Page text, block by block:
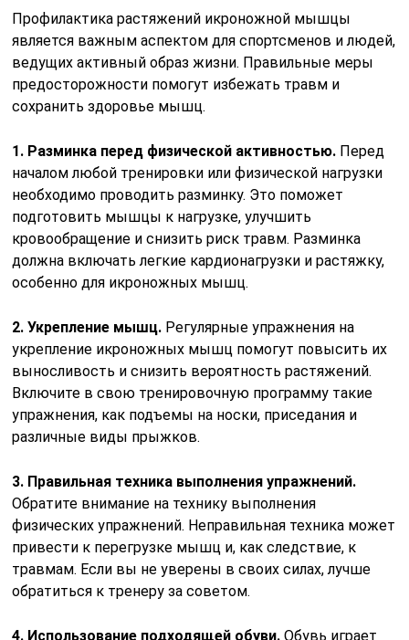
Профилактика растяжений икроножной мышцы
является важным аспектом для спортсменов и людей,
ведущих активный образ жизни. Правильные меры
предосторожности помогут избежать травм и
сохранить здоровье мышц.
1. Разминка перед физической активностью. Перед
началом любой тренировки или физической нагрузки
необходимо проводить разминку. Это поможет
подготовить мышцы к нагрузке, улучшить
кровообращение и снизить риск травм. Разминка
должна включать легкие кардионагрузки и растяжку,
особенно для икроножных мышц.
2. Укрепление мышц. Регулярные упражнения на
укрепление икроножных мышц помогут повысить их
выносливость и снизить вероятность растяжений.
Включите в свою тренировочную программу такие
упражнения, как подъемы на носки, приседания и
различные виды прыжков.
3. Правильная техника выполнения упражнений.
Обратите внимание на технику выполнения
физических упражнений. Неправильная техника может
привести к перегрузке мышц и, как следствие, к
травмам. Если вы не уверены в своих силах, лучше
обратиться к тренеру за советом.
4. Использование подходящей обуви. Обувь играет